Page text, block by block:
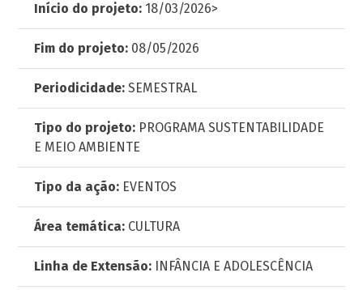
Início do projeto: 18/03/2026>
Fim do projeto: 08/05/2026
Periodicidade: SEMESTRAL
Tipo do projeto: PROGRAMA SUSTENTABILIDADE
E MEIO AMBIENTE
Tipo da ação: EVENTOS
Área temática: CULTURA
Linha de Extensão: INFÂNCIA E ADOLESCÊNCIA